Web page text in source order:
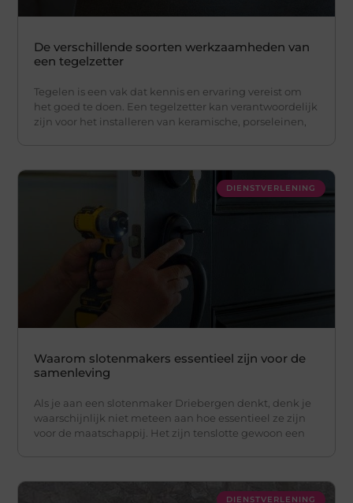
De verschillende soorten werkzaamheden van
een tegelzetter
Tegelen is een vak dat kennis en ervaring vereist om
het goed te doen. Een tegelzetter kan verantwoordelijk
zijn voor het installeren van keramische, porseleinen,
DIENSTVERLENING
Waarom slotenmakers essentieel zijn voor de
samenleving
Als je aan een slotenmaker Driebergen denkt, denk je
waarschijnlijk niet meteen aan hoe essentieel ze zijn
voor de maatschappij. Het zijn tenslotte gewoon een
DIENSTVERLENING